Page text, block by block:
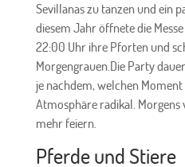
Sevillanas zu tanzen und ein
diesem Jahr öffnete die
22:00 Uhr ihre Pforten und
Morgengrauen.Die Party
je nachdem, welchen
Atmosphäre radikal.
mehr feiern.
Pferde und Stiere